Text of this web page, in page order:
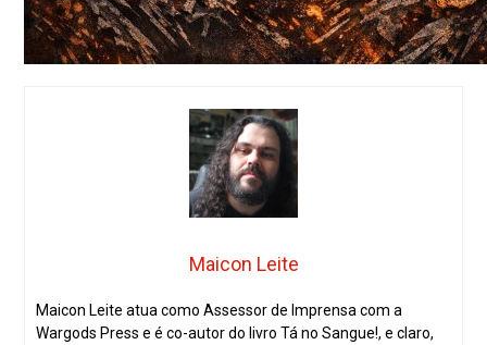
Maicon Leite
Maicon Leite atua como Assessor de Imprensa com a
Wargods Press e é co-autor do livro Tá no Sangue!, e claro,